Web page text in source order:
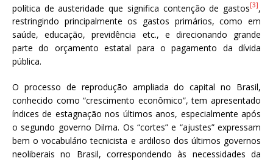
política de austeridade que significa contenção de gastos[3],
restringindo principalmente os gastos primários, como em
saúde, educação, previdência etc., e direcionando grande
parte do orçamento estatal para o pagamento da dívida
pública.
O processo de reprodução ampliada do capital no Brasil,
conhecido como “crescimento econômico”, tem apresentado
índices de estagnação nos últimos anos, especialmente após
o segundo governo Dilma. Os “cortes” e “ajustes” expressam
bem o vocabulário tecnicista e ardiloso dos últimos governos
neoliberais no Brasil, correspondendo às necessidades da